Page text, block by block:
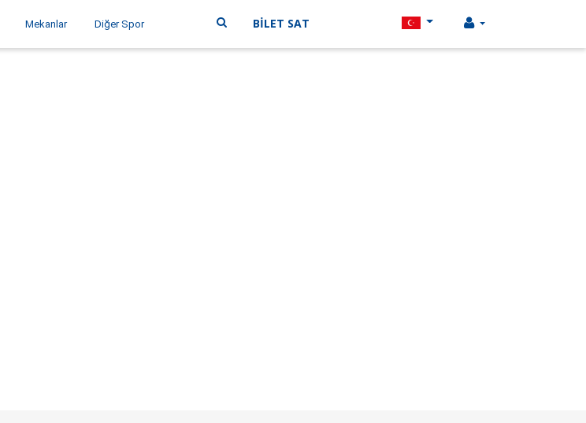
Mekanlar Diğer Spor BİLET SAT